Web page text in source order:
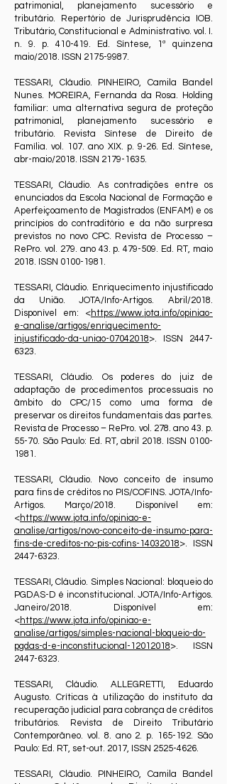
patrimonial, planejamento sucessório e
tributário. Repertório de Jurisprudência IOB.
Tributário, Constitucional e Administrativo. vol. I.
n. 9. p. 410-419. Ed. Síntese, 1ª quinzena
maio/2018. ISSN 2175-9987.
TESSARI, Cláudio. PINHEIRO, Camila Bandel
Nunes. MOREIRA, Fernanda da Rosa. Holding
familiar: uma alternativa segura de proteção
patrimonial, planejamento sucessório e
tributário. Revista Síntese de Direito de
Família. vol. 107. ano XIX. p. 9-26. Ed. Síntese,
abr-maio/2018. ISSN 2179-1635.
TESSARI, Cláudio. As contradições entre os
enunciados da Escola Nacional de Formação e
Aperfeiçoamento de Magistrados (ENFAM) e os
princípios do contraditório e da não surpresa
previstos no novo CPC. Revista de Processo –
RePro. vol. 279. ano 43. p. 479-509. Ed. RT, maio
2018. ISSN 0100-1981 .
TESSARI, Cláudio. Enriquecimento injustificado
da União. JOTA/Info-Artigos. Abril/2018.
Disponível em: <https://www.jota.info/opiniao-
e-analise/artigos/enriquecimento-
injustificado-da-uniao-07042018>. ISSN 2447-
6323.
TESSARI, Cláudio. Os poderes do juiz de
adaptação de procedimentos processuais no
âmbito do CPC/15 como uma forma de
preservar os direitos fundamentais das partes.
Revista de Processo – RePro. vol. 278. ano 43. p.
55-70. São Paulo: Ed. RT, abril 2018. ISSN 0100-
1981 .
TESSARI, Cláudio. Novo conceito de insumo
para fins de créditos no PIS/COFINS. JOTA/Info-
Artigos. Março/2018. Disponível em:
<https://www.jota.info/opiniao-e-
analise/artigos/novo-conceito-de-insumo-para-
fins-de-creditos-no-pis-cofins-14032018>. ISSN
2447-6323.
TESSARI, Cláudio. Simples Nacional: bloqueio do
PGDAS-D é inconstitucional. JOTA/Info-Artigos.
Janeiro/2018. Disponível em:
<https://www.jota.info/opiniao-e-
analise/artigos/simples-nacional-bloqueio-do-
pgdas-d-e-inconstitucional-12012018>. ISSN
2447-6323.
TESSARI, Cláudio. ALLEGRETTI, Eduardo
Augusto. Críticas à utilização do instituto da
recuperação judicial para cobrança de créditos
tributários. Revista de Direito Tributário
Contemporâneo. vol. 8. ano 2. p. 165-192. São
Paulo: Ed. RT, set-out. 2017, ISSN 2525-4626.
TESSARI, Cláudio. PINHEIRO, Camila Bandel